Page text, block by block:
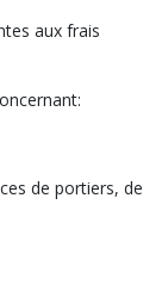
aux frais
de portiers, de